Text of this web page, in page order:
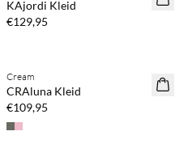
KAjordi Kleid
€129,95
NEUHEITEN
Cream
CRAluna Kleid
€109,95
Kaufe mind. 2 & spare 20 %